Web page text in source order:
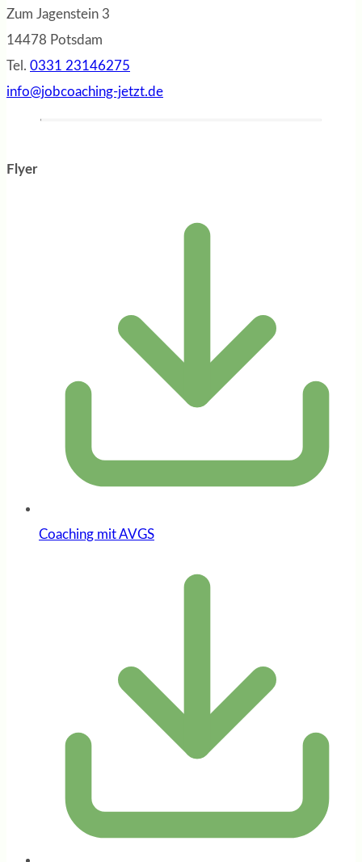
Zum Jagenstein 3
14478 Potsdam
Tel. 0331 23146275
info@jobcoaching-jetzt.de
Flyer
Coaching mit AVGS